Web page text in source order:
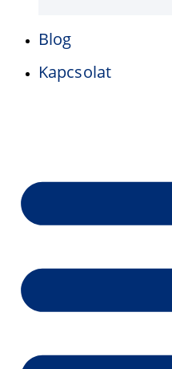
Blog
Kapcsolat